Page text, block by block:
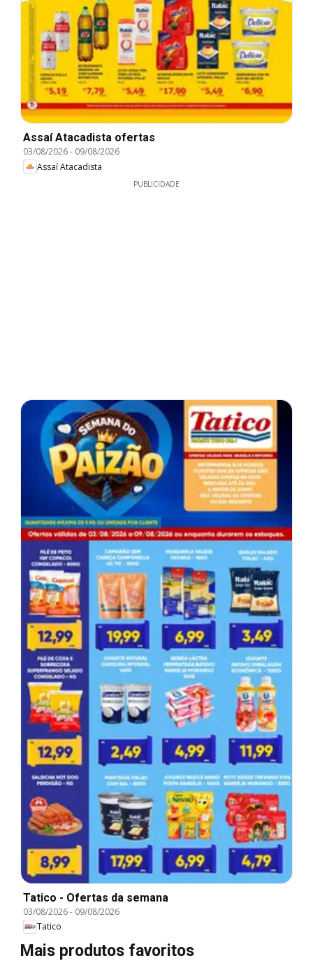
Assaí Atacadista ofertas
03/08/2026- 09/08/2026
Assaí Atacadista
PUBLICIDADE
Tatico - Ofertas da semana
03/08/2026- 09/08/2026
Tatico
Mais produtos favoritos